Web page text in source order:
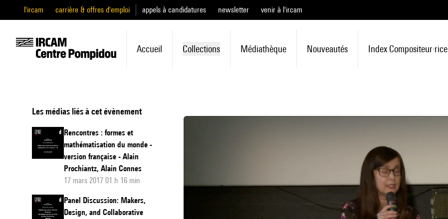
l'ircam carrière & offres d'emploi appels à candidatures newsletter venir à l'ircam
Accueil Collections Médiathèque Nouveautés Index Compositeur·rice
Les médias liés à cet évènement
Rencontres : formes et
mathématisation du monde -
version française - Alain
Prochiantz, Alain Connes
17 mars 2017 01 h 16 min
Panel Discussion: Makers,
Design, and Collaborative